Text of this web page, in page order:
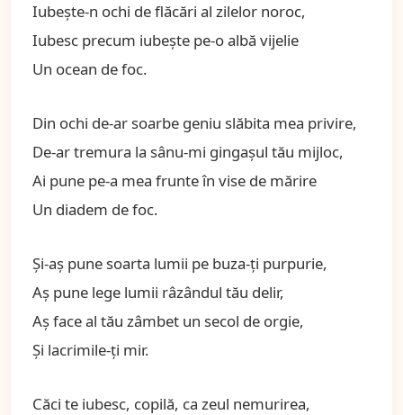
Iubeşte-n ochi de flăcări al zilelor noroc,
Iubesc precum iubeşte pe-o albă vijelie
Un ocean de foc.
Din ochi de-ar soarbe geniu slăbita mea privire,
De-ar tremura la sânu-mi gingaşul tău mijloc,
Ai pune pe-a mea frunte în vise de mărire
Un diadem de foc.
Şi-aş pune soarta lumii pe buza-ţi purpurie,
Aş pune lege lumii râzândul tău delir,
Aş face al tău zâmbet un secol de orgie,
Şi lacrimile-ţi mir.
Căci te iubesc, copilă, ca zeul nemurirea,